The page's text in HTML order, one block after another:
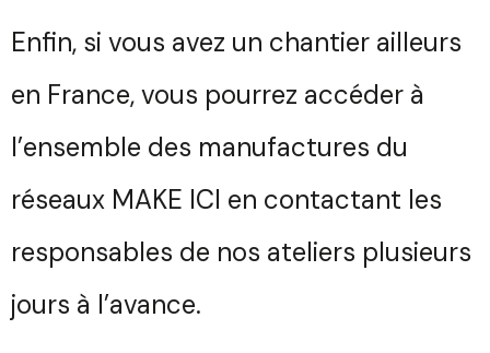
Enfin, si vous avez un chantier ailleurs
en France, vous pourrez accéder à
l’ensemble des manufactures du
réseaux MAKE ICI en contactant les
responsables de nos ateliers plusieurs
jours à l’avance.
Trouvez votre session
Fermer
Sélectionnez une manufacture
abos ?
Votre
Nom
Votre
Prénom
Votre
Email